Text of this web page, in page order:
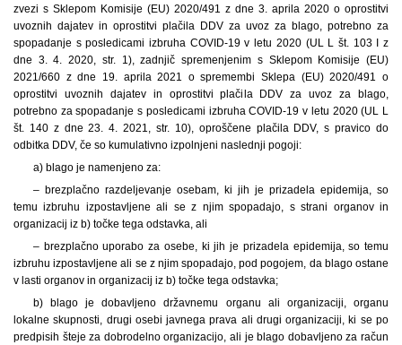
zvezi s Sklepom Komisije (EU) 2020/491 z dne 3. aprila 2020 o oprostitvi
uvoznih dajatev in oprostitvi plačila DDV za uvoz za blago, potrebno za
spopadanje s posledicami izbruha COVID-19 v letu 2020 (UL L št. 103 I z
dne 3. 4. 2020, str. 1), zadnjič spremenjenim s Sklepom Komisije (EU)
2021/660 z dne 19. aprila 2021 o spremembi Sklepa (EU) 2020/491 o
oprostitvi uvoznih dajatev in oprostitvi plačila DDV za uvoz za blago,
potrebno za spopadanje s posledicami izbruha COVID-19 v letu 2020 (UL L
št. 140 z dne 23. 4. 2021, str. 10), oproščene plačila DDV, s pravico do
odbitka DDV, če so kumulativno izpolnjeni naslednji pogoji:
a) blago je namenjeno za:
– brezplačno razdeljevanje osebam, ki jih je prizadela epidemija, so
temu izbruhu izpostavljene ali se z njim spopadajo, s strani organov in
organizacij iz b) točke tega odstavka, ali
– brezplačno uporabo za osebe, ki jih je prizadela epidemija, so temu
izbruhu izpostavljene ali se z njim spopadajo, pod pogojem, da blago ostane
v lasti organov in organizacij iz b) točke tega odstavka;
b) blago je dobavljeno državnemu organu ali organizaciji, organu
lokalne skupnosti, drugi osebi javnega prava ali drugi organizaciji, ki se po
predpisih šteje za dobrodelno organizacijo, ali je blago dobavljeno za račun